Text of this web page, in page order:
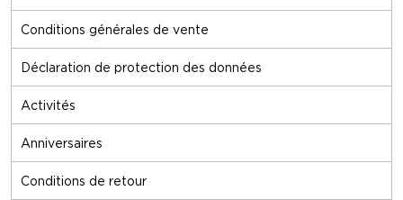
Conditions générales de vente
Déclaration de protection des données
Activités
Anniversaires
Conditions de retour